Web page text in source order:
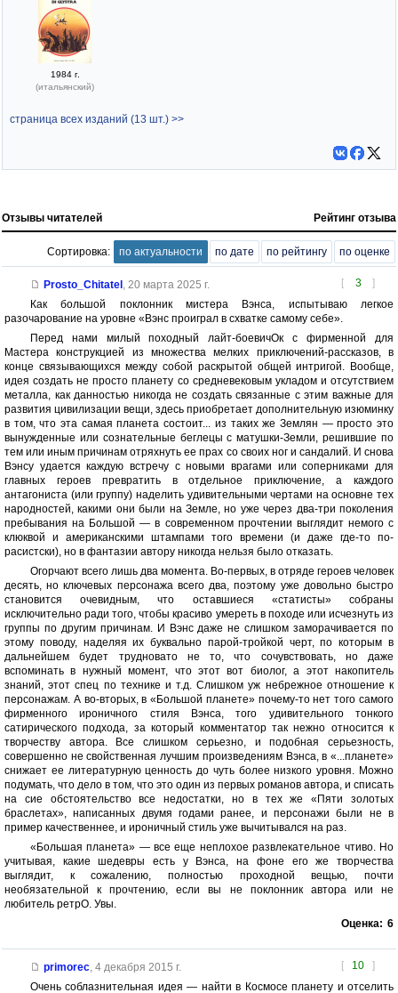
1984 г.
(итальянский)
страница всех изданий (13 шт.) >>
Отзывы читателей Рейтинг отзыва
Сортировка: по актуальности по дате по рейтингу по оценке
[ 3 ]
Prosto_Chitatel , 20 марта 2025 г.
Как большой поклонник мистера Вэнса, испытываю легкое
разочарование на уровне «Вэнс проиграл в схватке самому себе».
Перед нами милый походный лайт-боевичОк с фирменной для
Мастера конструкцией из множества мелких приключений-рассказов, в
конце связывающихся между собой раскрытой общей интригой. Вообще,
идея создать не просто планету со средневековым укладом и отсутствием
металла, как данностью никогда не создать связанные с этим важные для
развития цивилизации вещи, здесь приобретает дополнительную изюминку
в том, что эта самая планета состоит... из таких же Землян — просто это
вынужденные или сознательные беглецы с матушки-Земли, решившие по
тем или иным причинам отряхнуть ее прах со своих ног и сандалий. И снова
Вэнсу удается каждую встречу с новыми врагами или соперниками для
главных героев превратить в отдельное приключение, а каждого
антагониста (или группу) наделить удивительными чертами на основне тех
народностей, какими они были на Земле, но уже через два-три поколения
пребывания на Большой — в современном прочтении выглядит немого с
клюквой и американскими штампами того времени (и даже где-то по-
расистски), но в фантазии автору никогда нельзя было отказать.
Огорчают всего лишь два момента. Во-первых, в отряде героев человек
десять, но ключевых персонажа всего два, поэтому уже довольно быстро
становится очевидным, что оставшиеся «статисты» собраны
исключительно ради того, чтобы красиво умереть в походе или исчезнуть из
группы по другим причинам. И Вэнс даже не слишком заморачивается по
этому поводу, наделяя их буквально парой-тройкой черт, по которым в
дальнейшем будет трудновато не то, что сочувствовать, но даже
вспоминать в нужный момент, что этот вот биолог, а этот накопитель
знаний, этот спец по технике и т.д. Слишком уж небрежное отношение к
персонажам. А во-вторых, в «Большой планете» почему-то нет того самого
фирменного ироничного стиля Вэнса, того удивительного тонкого
сатирического подхода, за который комментатор так нежно относится к
творчеству автора. Все слишком серьезно, и подобная серьезность,
совершенно не свойственная лучшим произведениям Вэнса, в «...планете»
снижает ее литературную ценность до чуть более низкого уровня. Можно
подумать, что дело в том, что это один из первых романов автора, и списать
на сие обстоятельство все недостатки, но в тех же «Пяти золотых
браслетах», написанных двумя годами ранее, и персонажи были не в
пример качественнее, и ироничный стиль уже вычитывался на раз.
«Большая планета» — все еще неплохое развлекательное чтиво. Но
учитывая, какие шедевры есть у Вэнса, на фоне его же творчества
выглядит, к сожалению, полностью проходной вещью, почти
необязательной к прочтению, если вы не поклонник автора или не
любитель ретрО. Увы.
Оценка: 6
[ 10 ]
primorec, 4 декабря 2015 г.
Очень соблазнительная идея — найти в Космосе планету и отселить